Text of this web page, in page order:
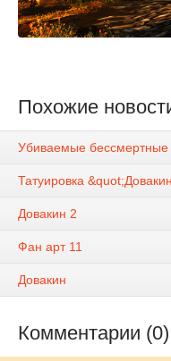
Похожие
Убиваемые
Татуировка
Довакин 2
Фан арт 11
Довакин
Комментарии (0)